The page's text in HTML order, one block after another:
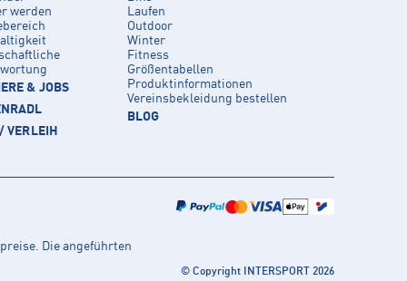
werden
& JOBS
VERLEIH
Laufen
Outdoor
Winter
Fitness
Größentabellen
Produktinformationen
Vereinsbekleidung bestellen
BLOG
Die angeführten
© Copyright INTERSPORT 2026